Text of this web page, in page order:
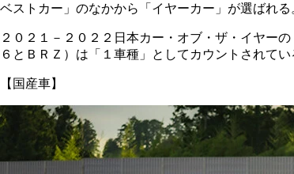
ベストカー」のなかから「イヤーカー」が選ばれる
２０２１－２０２２日本カー・オブ・ザ・イヤー
６とＢＲＺ）は「１車種」としてカウントされてい
【国産車】